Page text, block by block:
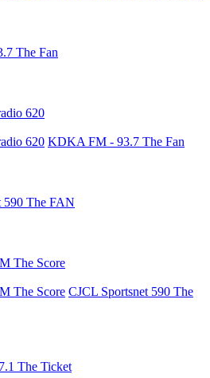
The Fan
620
620 KDKA FM - 93.7 The Fan
590 The FAN
The Score
The Score CJCL Sportsnet 590 The
The Ticket